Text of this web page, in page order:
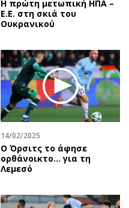
Η πρώτη μετωπική ΗΠΑ –
Ε.Ε. στη σκιά του
Ουκρανικού
14/02/2025
Ο Όρσιτς το άφησε
ορθάνοικτο... για τη
Λεμεσό